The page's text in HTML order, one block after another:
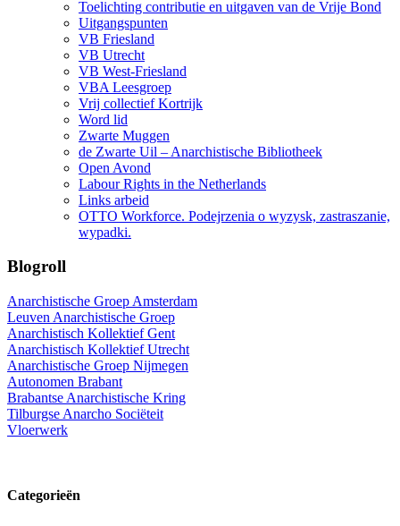
Toelichting contributie en uitgaven van de Vrije Bond
Uitgangspunten
VB Friesland
VB Utrecht
VB West-Friesland
VBA Leesgroep
Vrij collectief Kortrijk
Word lid
Zwarte Muggen
de Zwarte Uil – Anarchistische Bibliotheek
Open Avond
Labour Rights in the Netherlands
Links arbeid
OTTO Workforce. Podejrzenia o wyzysk, zastraszanie,
wypadki.
Blogroll
Anarchistische Groep Amsterdam
Leuven Anarchistische Groep
Anarchistisch Kollektief Gent
Anarchistisch Kollektief Utrecht
Anarchistische Groep Nijmegen
Autonomen Brabant
Brabantse Anarchistische Kring
Tilburgse Anarcho Sociëteit
Vloerwerk
Categorieën